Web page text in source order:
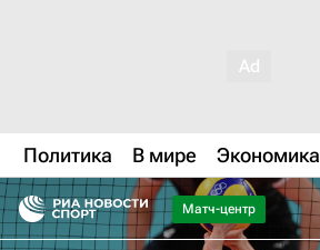
Политика В мире Экономика
Матч-центр